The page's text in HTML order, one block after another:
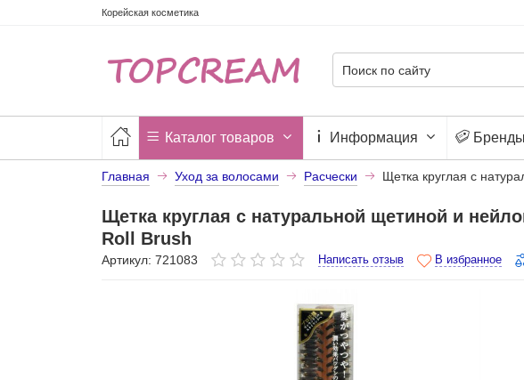
Корейская косметика
Каталог товаров Информация Бренды
Главная Уход за волосами Расчески Щетка круглая с
Щетка круглая с натуральной щетиной и
Roll Brush
Артикул: 721083 Написать отзыв В избранное